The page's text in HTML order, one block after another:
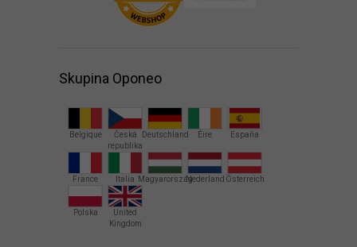
Skupina Oponeo
Belgique
Česká
republika
Deutschland Éire España
France Italia MagyarországNederland Österreich
Polska
United
Kingdom